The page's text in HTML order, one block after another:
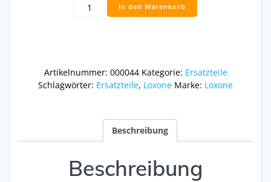
Ohm
In den Warenkorb
Artikelnummer: 000044 Kategorie: Ersatzteile
Schlagwörter: Ersatzteile, Loxone Marke: Loxone
Beschreibung
Beschreibung